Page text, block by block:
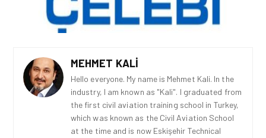
MEHMET KALI
Hello everyone. My name is Mehmet Kali. In the
industry, I am known as "Kali". I graduated from
the first civil aviation training school in Turkey,
which was known as the Civil Aviation School
at the time and is now Eskişehir Technical